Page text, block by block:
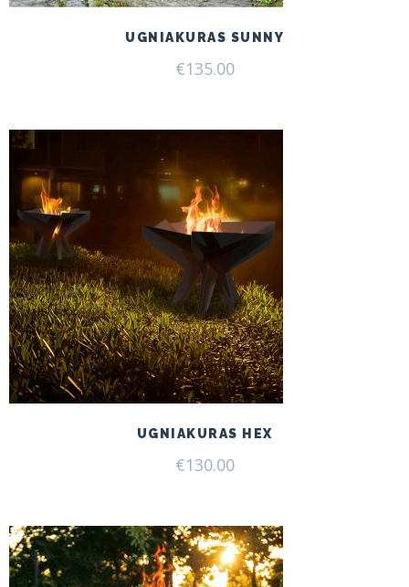
UGNIAKURAS SUNNY
€135.00
UGNIAKURAS HEX
€130.00